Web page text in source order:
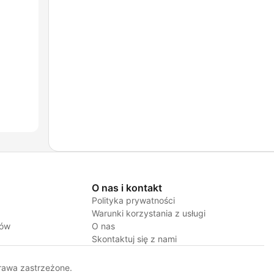
O nas i kontakt
Polityka prywatności
Warunki korzystania z usługi
O nas
Skontaktuj się z nami
zastrzeżone.